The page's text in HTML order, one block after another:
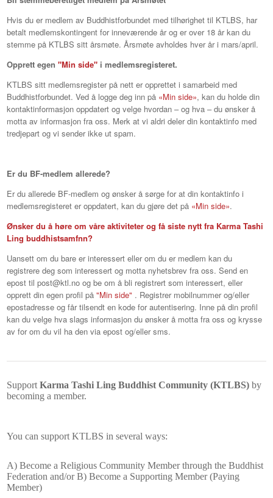
Hvis du er medlem av Buddhistforbundet med tilhørighet til KTLBS, har
betalt medlemskontingent for inneværende år og er over 18 år kan du
stemme på KTLBS sitt årsmøte. Årsmøte avholdes hver år i mars/april.
Opprett egen "Min side" i medlemsregisteret.
KTLBS sitt medlemsregister på nett er opprettet i samarbeid med
Buddhistforbundet. Ved å logge deg inn på «Min side», kan du holde din
kontaktinformasjon oppdatert og velge hvordan – og hva – du ønsker å
motta av informasjon fra oss. Merk at vi aldri deler din kontaktinfo med
tredjepart og vi sender ikke ut spam.
Er du BF-medlem allerede?
Er du allerede BF-medlem og ønsker å sørge for at din kontaktinfo i
medlemsregisteret er oppdatert, kan du gjøre det på «Min side».
Ønsker du å høre om våre aktiviteter og få siste nytt fra Karma Tashi
Ling buddhistsamfnn?
Uansett om du bare er interessert eller om du er medlem kan du
registrere deg som interessert og motta nyhetsbrev fra oss. Send en
epost til post@ktl.no og be om å bli registrert som interessert, eller
opprett din egen profil på"Min side" . Registrer mobilnummer og/eller
epostadresse og får tilsendt en kode for autentisering. Inne på din profil
kan du velge hva slags informasjon du ønsker å motta fra oss og krysse
av for om du vil ha den via epost og/eller sms.
SupportKarma Tashi Ling Buddhist Community (KTLBS) by
becoming a member.
You can support KTLBS in several ways:
A) Become a Religious Community Member through the Buddhist
Federation and/or B) Become a Supporting Member (Paying
Member)